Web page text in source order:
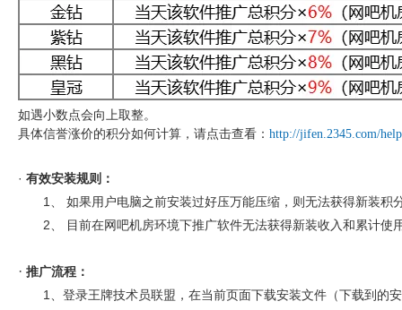
如遇小数点会向上取整。
具体信誉涨价的积分如何计算，请点击查看： http://jifen.2345.com/
· 有效安装规则：
1、 如果用户电脑之前安装过好压万能压缩，则无法获得新装积
2、 目前在网吧机房环境下推广软件无法获得新装收入和累计使
· 推广流程：
1、登录王牌技术员联盟，在当前页面下载安装文件（下载到的